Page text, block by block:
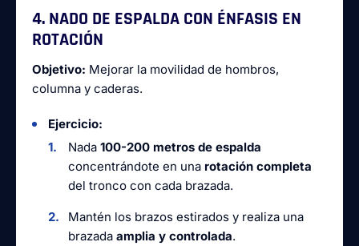
4. NADO DE ESPALDA CON ÉNFASIS EN
ROTACIÓN
Objetivo: Mejorar la movilidad de hombros,
columna y caderas.
Ejercicio:
Nada 100-200 metros de espalda
concentrándote en una rotación completa
del tronco con cada brazada.
Mantén los brazos estirados y realiza una
brazada amplia y controlada.